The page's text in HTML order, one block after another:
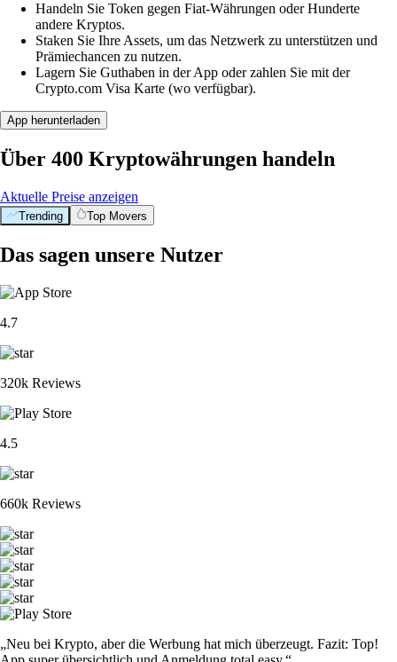
Handeln Sie Token gegen Fiat-Währungen oder Hunderte
andere Kryptos.
Staken Sie Ihre Assets, um das Netzwerk zu unterstützen und
Prämiechancen zu nutzen.
Lagern Sie Guthaben in der App oder zahlen Sie mit der
Crypto.com Visa Karte (wo verfügbar).
App herunterladen
Über 400 Kryptowährungen handeln
Aktuelle Preise anzeigen
Trending Top Movers
Das sagen unsere Nutzer
4.7
320k Reviews
4.5
660k Reviews
„Neu bei Krypto, aber die Werbung hat mich überzeugt. Fazit: Top!